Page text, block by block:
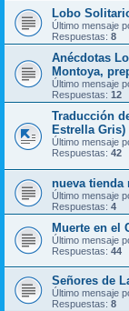
Lobo
Último mensaje
Respuestas: 8
Anécdotas
Montoya,
Último mensaje
Respuestas: 12
Traducción
Estrella Gris)
Último mensaje
Respuestas: 42
nueva tienda
Último mensaje
Respuestas: 4
Muerte en el
Último mensaje
Respuestas: 44
Señores de
Último mensaje
Respuestas: 8